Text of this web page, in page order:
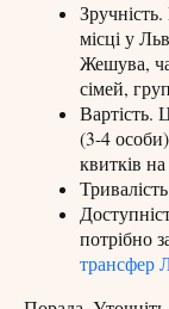
місці у
Жешува,
сімей,
Вартість.
(3-4
квитків
потрібно
трансфер